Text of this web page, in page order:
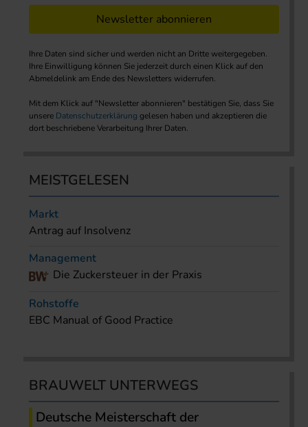
Newsletter abonnieren
Ihre Daten sind sicher und werden nicht an Dritte weitergegeben.
Ihre Einwilligung können Sie jederzeit durch einen Klick auf den
Abmeldelink am Ende des Newsletters widerrufen.
Mit dem Klick auf "Newsletter abonnieren" bestätigen Sie, dass Sie
unsere Datenschutzerklärung gelesen haben und akzeptieren die
dort beschriebene Verarbeitung Ihrer Daten.
MEISTGELESEN
Markt
Antrag auf Insolvenz
Management
Die Zuckersteuer in der Praxis
Rohstoffe
EBC Manual of Good Practice
BRAUWELT UNTERWEGS
Deutsche Meisterschaft der